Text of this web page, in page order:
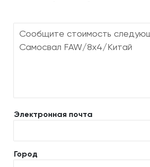
Электронная почта
Город